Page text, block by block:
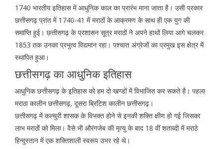
1740 भारतीय इतिहास में आधुनिक काल का प्रारंभ माना जाता है। उसी प्रकार
छत्तीसगढ़ प्रांत में 1740-41 में मराठों के आक्रमण के साथ ही एक युग की
समाप्ति हुई। छत्तीसगढ़ के प्रशासन सूत्र मराठों ने अपने हाथों लिया आगे चलकर
1853 तक उनका प्रभुत्व विद्यमान रहा। पश्चात अंग्रेजों का प्रमुख इस क्षेत्र में
स्थापित हुआ।
छत्तीसगढ़ का आधुनिक इतिहास
आधुनिक छत्तीसगढ़ के इतिहास को हम दो खण्डों में विभाजित कर सकते है। पहला
मराठा कालीन छत्तीसगढ़, दूसरा ब्रिटिश कालीन छत्तीसगढ़।
छत्तीसगढ़ में कल्चुरी शासक के विभक्त होने से इनकी शक्ति क्षीण हो गई जिसका
लाभ मराठों को मिला। वैसे भी औरंगजेब की मृत्यु के बाद 18 वीं शताब्दी में मराठे
हिन्दुस्तान में एक शक्तिशाली स्वरूप उभर रहे थे।